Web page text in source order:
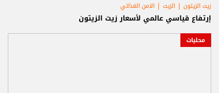
زيت الزيتون الزيت الامن الغذائي
إرتفاع قياسي عالمي لأسعار زيت الزيتون
محليات